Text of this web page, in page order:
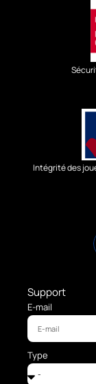
Intégrité des
Support
E-mail
Type